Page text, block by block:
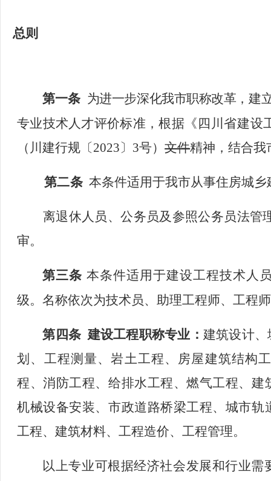
总则
第一条 为进一步深化我市职称改革，建
专业技术人才评价标准，根据 《四川省建
（川建行规〔2023〕3号）文件精神，结合我
第二条 本条件适用于我市从事住房城
离退休人员、公务员及参照公务员法管
审。
第三条 本条件适用于建设工程技术人
级。名称依次为技术员、助理工程师、工程
第四条 建设工程职称专业： 建筑设计
划、工程测量、岩土工程、房屋建筑结构
程、消防工程、给排水工程、燃气工程、
机械设备安装、市政道路桥梁工程、城市
工程、建筑材料、工程造价、工程管理。
以上专业可根据经济社会发展和行业